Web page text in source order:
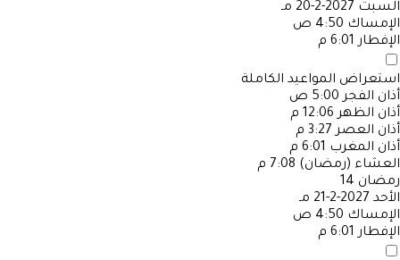
السبت 2027-2-20 مـ
الإمساك 4:50 ص
الإفطار 6:01 م
استعراض المواعيد الكاملة
أذان الفجر 5:00 ص
أذان الظهر 12:06 م
أذان العصر 3:27 م
أذان المغرب 6:01 م
العشاء (رمضان) 7:08 م
رمضان 14
الأحد 2027-2-21 مـ
الإمساك 4:50 ص
الإفطار 6:01 م